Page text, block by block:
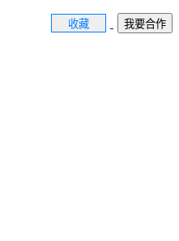
收藏 我要合作